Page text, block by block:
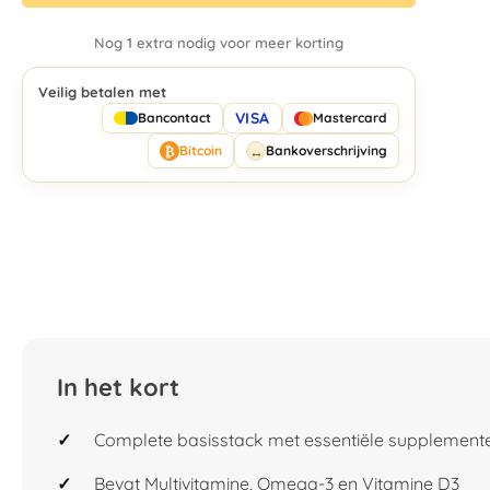
Nog 1 extra nodig voor meer korting
Veilig betalen met
Bancontact VISA Mastercard
₿ Bitcoin ↔ Bankoverschrijving
In het kort
Complete basisstack met essentiële
Bevat Multivitamine, Omega-3 en Vitamine D3